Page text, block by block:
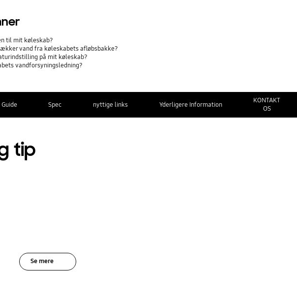
til mit køleskab?
vand fra køleskabets afløbsbakke?
på mit køleskab?
vandforsyningsledning?
Spec nyttige links Yderligere Information
KONTAKT
OS
tip
Se mere